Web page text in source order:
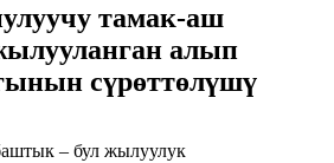
тамак-аш
алып
сүрөттөлүшү
– бул жылуулук